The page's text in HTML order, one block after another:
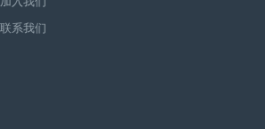
联系我们